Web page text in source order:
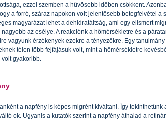
ezzel szemben a hűvösebb időben csökkent.
a forró, száraz napokon volt jelentősebb betegfelvétel a
magyarázat lehet a dehidratáltság, ami egy elismert
az esélye. A reakciónk a hőmérsékletre és a
vagyunk érzékenyek ezekre a tényezőkre. Egy
télen több fejfájásuk volt, mint a hőmérsékletre
gyakoribb.
a napfény is képes migrént kiváltani. Így tekinthetünk
ok. Ugyanis a kutatók szerint a napfény áthalad a